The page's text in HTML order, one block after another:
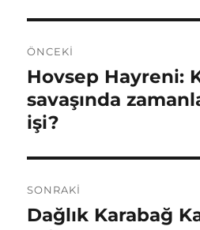
b
o
o
k
r
A
p
gezinmesi
ÖNCEKI
Önceki
yazı:
Hovsep Hayreni:
savaşında
işi?
SONRAKI
Sonraki
Dağlık Karabağ